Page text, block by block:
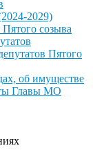
2029)
созыва
Пятого
об имуществе
Главы МО